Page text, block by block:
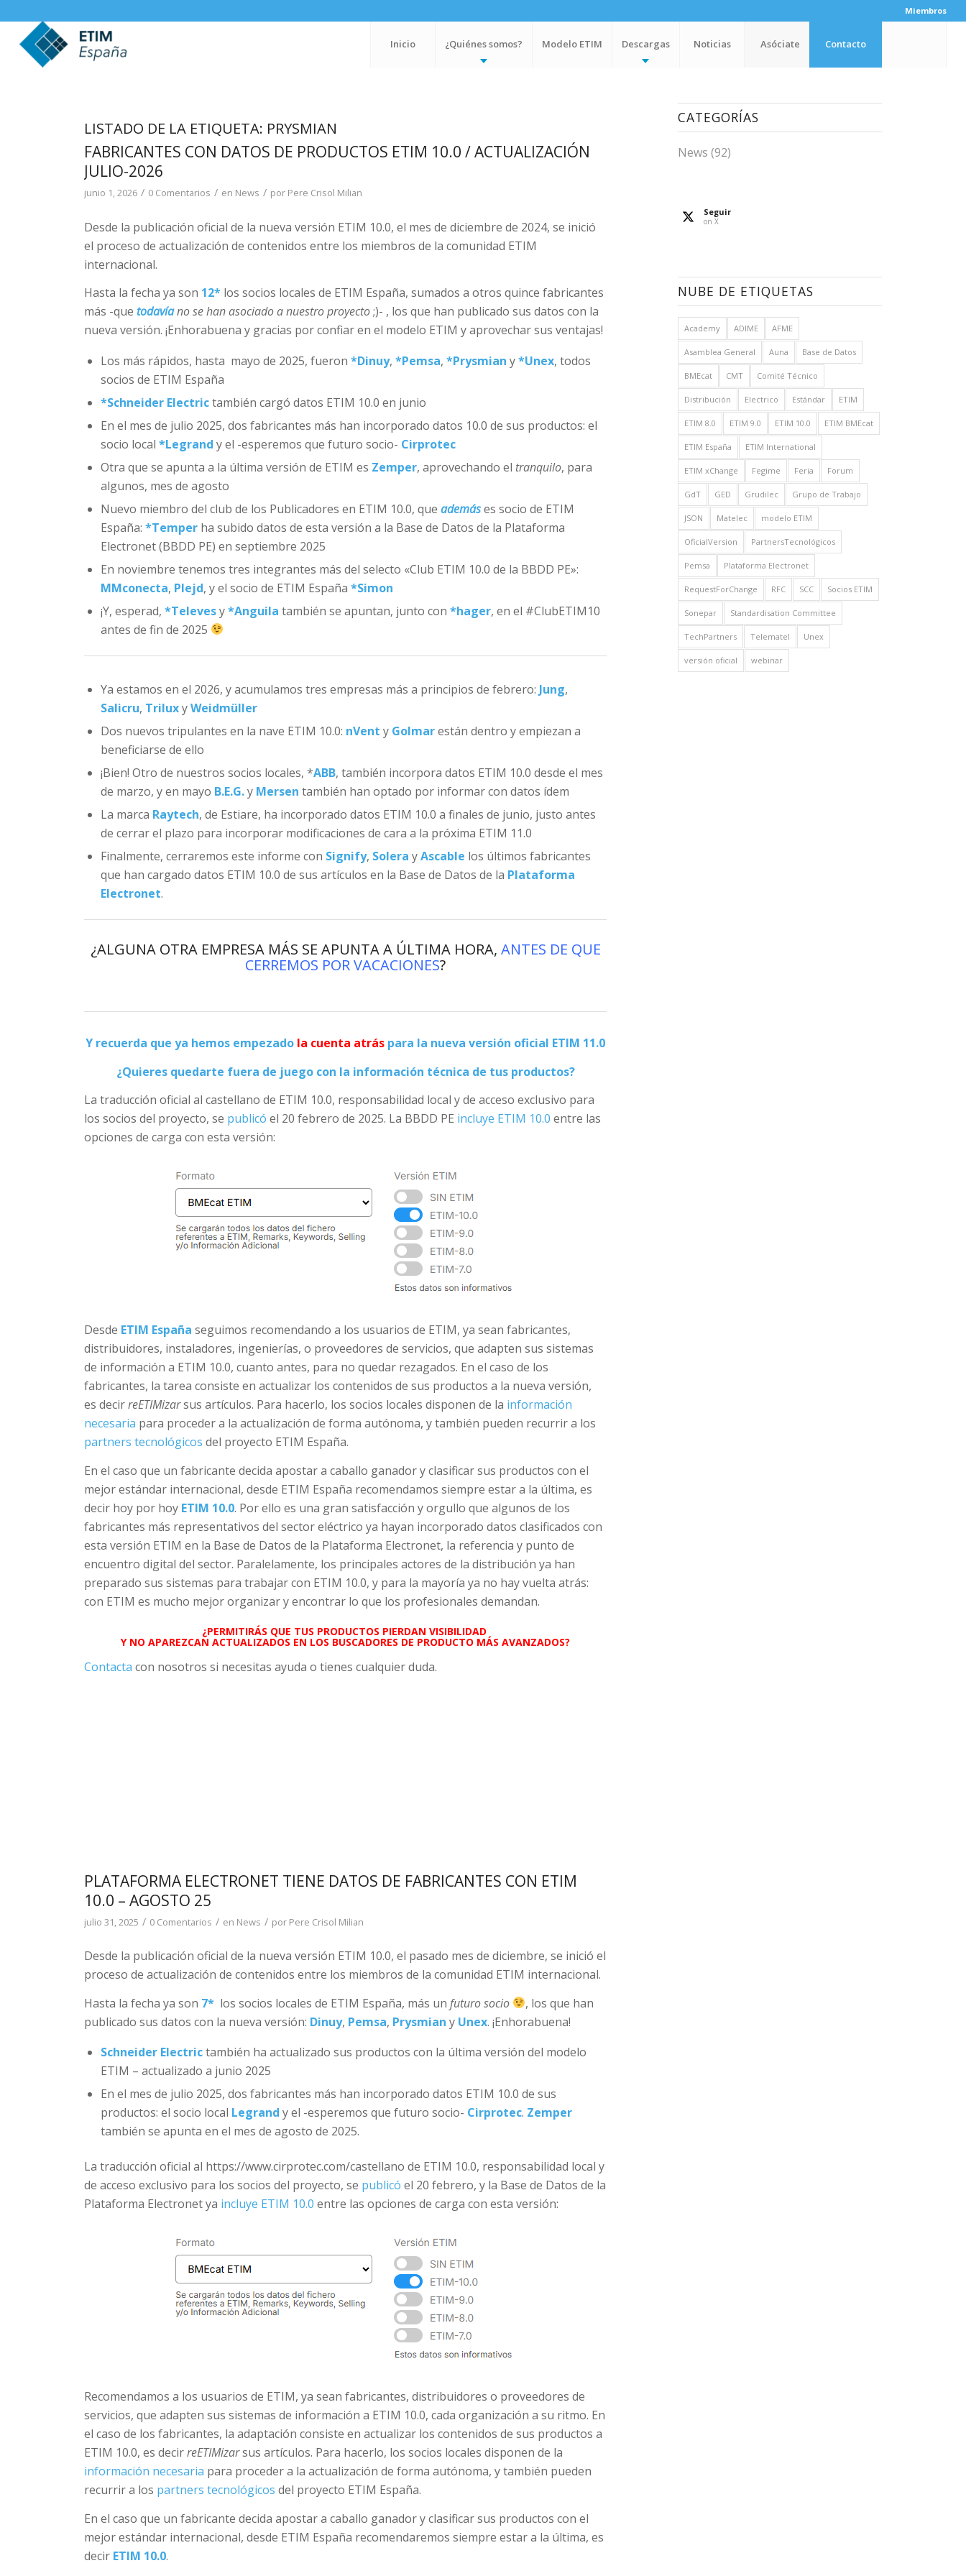
Miembros
Inicio ¿Quiénes somos? Modelo ETIM Descargas Noticias Asóciate Contacto
LISTADO DE LA ETIQUETA: PRYSMIAN
FABRICANTES CON DATOS DE PRODUCTOS ETIM 10.0 / ACTUALIZACIÓN
JULIO-2026
junio 1, 2026 / 0 Comentarios / en News / por Pere Crisol Milian
Desde la publicación oficial de la nueva versión ETIM 10.0, el mes de diciembre de 2024, se inició
el proceso de actualización de contenidos entre los miembros de la comunidad ETIM
internacional.
Hasta la fecha ya son 12* los socios locales de ETIM España, sumados a otros quince fabricantes
más -quetodavíano se han asociado a nuestro proyecto;)- , los que han publicado sus datos con la
nueva versión. ¡Enhorabuena y gracias por confiar en el modelo ETIM y aprovechar sus ventajas!
Los más rápidos, hasta mayo de 2025, fueron*Dinuy,*Pemsa,*Prysmian y*Unex, todos
socios de ETIM España
*Schneider Electrictambién cargó datos ETIM 10.0 en junio
En el mes de julio 2025, dos fabricantes más han incorporado datos 10.0 de sus productos: el
socio local*Legrand y el -esperemos que futuro socio- Cirprotec
Otra que se apunta a la última versión de ETIM es Zemper, aprovechando el tranquilo, para
algunos, mes de agosto
Nuevo miembro del club de los Publicadores en ETIM 10.0, queademáses socio de ETIM
España:*Temper ha subido datos de esta versión a la Base de Datos de la Plataforma
Electronet (BBDD PE) en septiembre 2025
En noviembre tenemos tres integrantes más del selecto «Club ETIM 10.0 de la BBDD PE»:
MMconecta, Plejd, y el socio de ETIM España*Simon
¡Y, esperad,*Televesy*Anguila también se apuntan, junto con*hager, en el #ClubETIM10
antes de fin de 2025
Ya estamos en el 2026, y acumulamos tres empresas más a principios de febrero: Jung,
Salicru, TriluxyWeidmüller
Dos nuevos tripulantes en la nave ETIM 10.0: nVent y Golmarestán dentro y empiezan a
beneficiarse de ello
¡Bien! Otro de nuestros socios locales, *ABB, también incorpora datos ETIM 10.0 desde el mes
de marzo, y en mayo B.E.G.y Mersen también han optado por informar con datos ídem
La marca Raytech, de Estiare, ha incorporado datos ETIM 10.0 a finales de junio, justo antes
de cerrar el plazo para incorporar modificaciones de cara a la próxima ETIM 11.0
Finalmente, cerraremos este informe con Signify, Solera yAscable los últimos fabricantes
que han cargado datos ETIM 10.0 de sus artículos en la Base de Datos de la Plataforma
Electronet.
¿ALGUNA OTRA EMPRESA MÁS SE APUNTA A ÚLTIMA HORA, ANTES DE QUE
CERREMOS POR VACACIONES?
Y recuerda que ya hemos empezado la cuenta atrás para la nueva versión oficial ETIM 11.0
¿Quieres quedarte fuera de juego con la información técnica de tus productos?
La traducción oficial al castellano de ETIM 10.0, responsabilidad local y de acceso exclusivo para
los socios del proyecto, se publicó el 20 febrero de 2025. La BBDD PE incluye ETIM 10.0 entre las
opciones de carga con esta versión:
Desde ETIM España seguimos recomendando a los usuarios de ETIM, ya sean fabricantes,
distribuidores, instaladores, ingenierías, o proveedores de servicios, que adapten sus sistemas
de información a ETIM 10.0, cuanto antes, para no quedar rezagados. En el caso de los
fabricantes, la tarea consiste en actualizar los contenidos de sus productos a la nueva versión,
es decirreETIMizarsus artículos. Para hacerlo, los socios locales disponen de la información
necesaria para proceder a la actualización de forma autónoma, y también pueden recurrir a los
partners tecnológicos del proyecto ETIM España.
En el caso que un fabricante decida apostar a caballo ganador y clasificar sus productos con el
mejor estándar internacional, desde ETIM España recomendamos siempre estar a la última, es
decir hoy por hoy ETIM 10.0. Por ello es una gran satisfacción y orgullo que algunos de los
fabricantes más representativos del sector eléctrico ya hayan incorporado datos clasificados con
esta versión ETIM en la Base de Datos de la Plataforma Electronet, la referencia y punto de
encuentro digital del sector. Paralelamente, los principales actores de la distribución ya han
preparado sus sistemas para trabajar con ETIM 10.0, y para la mayoría ya no hay vuelta atrás:
con ETIM es mucho mejor organizar y encontrar lo que los profesionales demandan.
¿PERMITIRÁS QUE TUS PRODUCTOS PIERDAN VISIBILIDAD
Y NO APAREZCAN ACTUALIZADOS EN LOS BUSCADORES DE PRODUCTO MÁS AVANZADOS?
Contacta con nosotros si necesitas ayuda o tienes cualquier duda.
PLATAFORMA ELECTRONET TIENE DATOS DE FABRICANTES CON ETIM
10.0 – AGOSTO 25
julio 31, 2025 / 0 Comentarios / en News / por Pere Crisol Milian
Desde la publicación oficial de la nueva versión ETIM 10.0, el pasado mes de diciembre, se inició el
proceso de actualización de contenidos entre los miembros de la comunidad ETIM internacional.
Hasta la fecha ya son 7* los socios locales de ETIM España, más unfuturo socio
, los que han
publicado sus datos con la nueva versión: Dinuy, Pemsa, Prysmian y Unex. ¡Enhorabuena!
Schneider Electrictambién ha actualizado sus productos con la última versión del modelo
ETIM – actualizado a junio 2025
En el mes de julio 2025, dos fabricantes más han incorporado datos ETIM 10.0 de sus
productos: el socio local Legrand y el -esperemos que futuro socio- Cirprotec. Zemper
también se apunta en el mes de agosto de 2025.
La traducción oficial al https://www.cirprotec.com/castellano de ETIM 10.0, responsabilidad local y
de acceso exclusivo para los socios del proyecto, se publicó el 20 febrero, y la Base de Datos de la
Plataforma Electronet ya incluye ETIM 10.0 entre las opciones de carga con esta versión:
Recomendamos a los usuarios de ETIM, ya sean fabricantes, distribuidores o proveedores de
servicios, que adapten sus sistemas de información a ETIM 10.0, cada organización a su ritmo. En
el caso de los fabricantes, la adaptación consiste en actualizar los contenidos de sus productos a
ETIM 10.0, es decirreETIMizarsus artículos. Para hacerlo, los socios locales disponen de la
información necesaria para proceder a la actualización de forma autónoma, y también pueden
recurrir a los partners tecnológicos del proyecto ETIM España.
En el caso que un fabricante decida apostar a caballo ganador y clasificar sus productos con el
mejor estándar internacional, desde ETIM España recomendaremos siempre estar a la última, es
decir ETIM 10.0.
CATEGORÍAS
News (92)
Seguir
on X
NUBE DE ETIQUETAS
Academy ADIME AFME
Asamblea General Auna Base de Datos
BMEcat CMT Comité Técnico
Distribución Electrico Estándar ETIM
ETIM 8.0 ETIM 9.0 ETIM 10.0 ETIM BMEcat
ETIM España ETIM International
ETIM xChange Fegime Feria Forum
GdT GED Grudilec Grupo de Trabajo
JSON Matelec modelo ETIM
OficialVersion PartnersTecnológicos
Pemsa Plataforma Electronet
RequestForChange RFC SCC Socios ETIM
Sonepar Standardisation Committee
TechPartners Telematel Unex
versión oficial webinar